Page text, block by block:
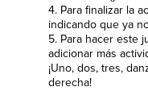
4. Para finalizar la
indicando que ya
5. Para hacer este
adicionar más
¡Uno, dos, tres,
derecha!